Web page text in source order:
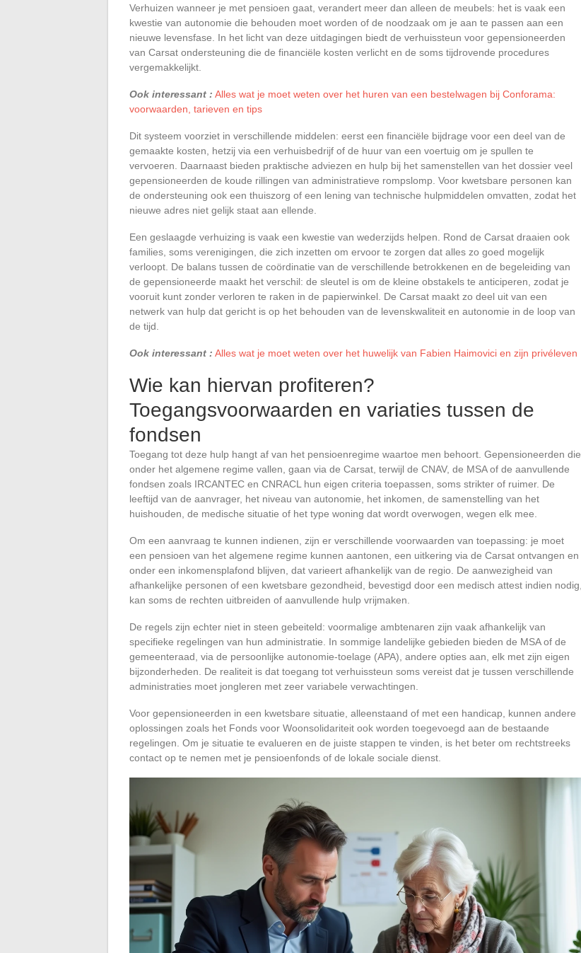
Verhuizen wanneer je met pensioen gaat, verandert meer dan alleen de meubels: het is vaak een
kwestie van autonomie die behouden moet worden of de noodzaak om je aan te passen aan een
nieuwe levensfase. In het licht van deze uitdagingen biedt de verhuissteun voor gepensioneerden
van Carsat ondersteuning die de financiële kosten verlicht en de soms tijdrovende procedures
vergemakkelijkt.
Ook interessant : Alles wat je moet weten over het huren van een bestelwagen bij Conforama:
voorwaarden, tarieven en tips
Dit systeem voorziet in verschillende middelen: eerst een financiële bijdrage voor een deel van de
gemaakte kosten, hetzij via een verhuisbedrijf of de huur van een voertuig om je spullen te
vervoeren. Daarnaast bieden praktische adviezen en hulp bij het samenstellen van het dossier veel
gepensioneerden de koude rillingen van administratieve rompslomp. Voor kwetsbare personen kan
de ondersteuning ook een thuiszorg of een lening van technische hulpmiddelen omvatten, zodat het
nieuwe adres niet gelijk staat aan ellende.
Een geslaagde verhuizing is vaak een kwestie van wederzijds helpen. Rond de Carsat draaien ook
families, soms verenigingen, die zich inzetten om ervoor te zorgen dat alles zo goed mogelijk
verloopt. De balans tussen de coördinatie van de verschillende betrokkenen en de begeleiding van
de gepensioneerde maakt het verschil: de sleutel is om de kleine obstakels te anticiperen, zodat je
vooruit kunt zonder verloren te raken in de papierwinkel. De Carsat maakt zo deel uit van een
netwerk van hulp dat gericht is op het behouden van de levenskwaliteit en autonomie in de loop van
de tijd.
Ook interessant : Alles wat je moet weten over het huwelijk van Fabien Haimovici en zijn privéleven
Wie kan hiervan profiteren?
Toegangsvoorwaarden en variaties tussen de
fondsen
Toegang tot deze hulp hangt af van het pensioenregime waartoe men behoort. Gepensioneerden die
onder het algemene regime vallen, gaan via de Carsat, terwijl de CNAV, de MSA of de aanvullende
fondsen zoals IRCANTEC en CNRACL hun eigen criteria toepassen, soms strikter of ruimer. De
leeftijd van de aanvrager, het niveau van autonomie, het inkomen, de samenstelling van het
huishouden, de medische situatie of het type woning dat wordt overwogen, wegen elk mee.
Om een aanvraag te kunnen indienen, zijn er verschillende voorwaarden van toepassing: je moet
een pensioen van het algemene regime kunnen aantonen, een uitkering via de Carsat ontvangen en
onder een inkomensplafond blijven, dat varieert afhankelijk van de regio. De aanwezigheid van
afhankelijke personen of een kwetsbare gezondheid, bevestigd door een medisch attest indien nodig,
kan soms de rechten uitbreiden of aanvullende hulp vrijmaken.
De regels zijn echter niet in steen gebeiteld: voormalige ambtenaren zijn vaak afhankelijk van
specifieke regelingen van hun administratie. In sommige landelijke gebieden bieden de MSA of de
gemeenteraad, via de persoonlijke autonomie-toelage (APA), andere opties aan, elk met zijn eigen
bijzonderheden. De realiteit is dat toegang tot verhuissteun soms vereist dat je tussen verschillende
administraties moet jongleren met zeer variabele verwachtingen.
Voor gepensioneerden in een kwetsbare situatie, alleenstaand of met een handicap, kunnen andere
oplossingen zoals het Fonds voor Woonsolidariteit ook worden toegevoegd aan de bestaande
regelingen. Om je situatie te evalueren en de juiste stappen te vinden, is het beter om rechtstreeks
contact op te nemen met je pensioenfonds of de lokale sociale dienst.